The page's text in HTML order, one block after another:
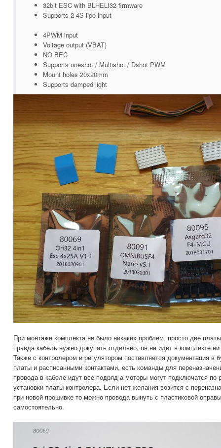
32bit ESC with BLHELI32 firmware
Supports 2-4S lipo input
4PWM input
Voltage output (VBAT)
NO BEC
Supports oneshot / Multishot / Dshot PWM
Mount holes 20x20mm
Supports damped light
При монтаже комплекта не было никаких проблем, просто две
правда кабель нужно докупать отдельно, он не идет в комплекте
Также с контролером и регулятором поставляется документация
платы и расписанными контактами, есть команды для
провода в кабеле идут все подряд а моторы могут подключатся по
установки платы контролера. Если нет желания возится с
при новой прошивке то можно провода вынуть с пластиковой
самостоятельно.